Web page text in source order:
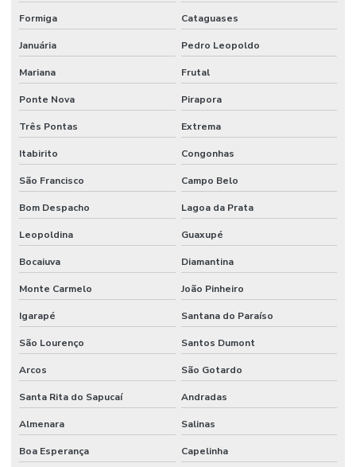
Formiga Cataguases
Januária Pedro Leopoldo
Mariana Frutal
Ponte Nova Pirapora
Três Pontas Extrema
Itabirito Congonhas
São Francisco Campo Belo
Bom Despacho Lagoa da Prata
Leopoldina Guaxupé
Bocaiuva Diamantina
Monte Carmelo João Pinheiro
Igarapé Santana do Paraíso
São Lourenço Santos Dumont
Arcos São Gotardo
Santa Rita do Sapucaí Andradas
Almenara Salinas
Boa Esperança Capelinha